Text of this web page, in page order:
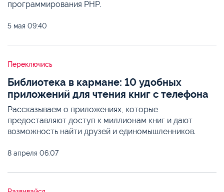
программирования PHP.
5 мая 09:40
Переключись
Библиотека в кармане: 10 удобных
приложений для чтения книг с телефона
Рассказываем о приложениях, которые
предоставляют доступ к миллионам книг и дают
возможность найти друзей и единомышленников.
8 апреля 06:07